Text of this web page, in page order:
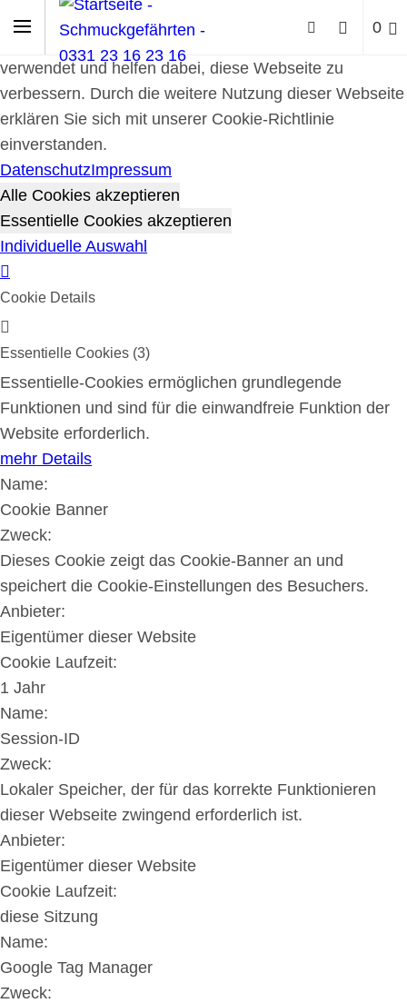
Cookie-Richtlinie
Cookies werden zur Benutzerführung und Webanalyse
verwendet und helfen dabei, diese Webseite zu
verbessern. Durch die weitere Nutzung dieser Webseite
erklären Sie sich mit unserer Cookie-Richtlinie
einverstanden.
DatenschutzImpressum
Alle Cookies akzeptieren
Essentielle Cookies akzeptieren
Individuelle Auswahl
Cookie Details
Essentielle Cookies (3)
Essentielle-Cookies ermöglichen grundlegende
Funktionen und sind für die einwandfreie Funktion der
Website erforderlich.
mehr Details
Name:
Cookie Banner
Zweck:
Dieses Cookie zeigt das Cookie-Banner an und
speichert die Cookie-Einstellungen des Besuchers.
Anbieter:
Eigentümer dieser Website
Cookie Laufzeit:
1 Jahr
Name:
Session-ID
Zweck:
Lokaler Speicher, der für das korrekte Funktionieren
dieser Webseite zwingend erforderlich ist.
Anbieter:
Eigentümer dieser Website
Cookie Laufzeit:
diese Sitzung
Name:
Google Tag Manager
Zweck:
0